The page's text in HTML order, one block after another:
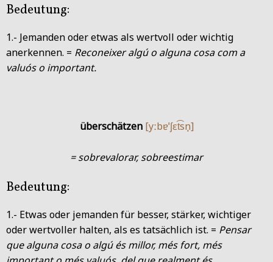
Bedeutung:
1.- Jemanden oder etwas als wertvoll oder wichtig
anerkennen. = Reconeixer algú o alguna cosa com a
valuós o important.
überschätzen [yːbɐˈʃɛt͡sn̩]
= sobrevalorar, sobreestimar
Bedeutung:
1.- Etwas oder jemanden für besser, stärker, wichtiger
oder wertvoller halten, als es tatsächlich ist. = Pensar
que alguna cosa o algú és millor, més fort, més